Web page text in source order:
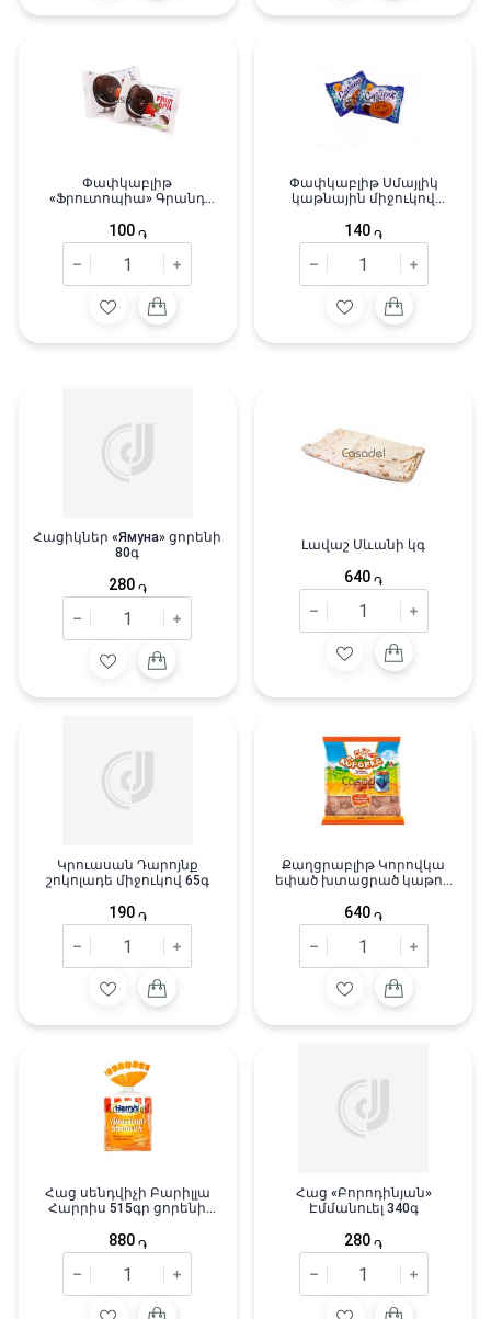
Փափկաբլիթ
«Ֆրուտոպիա» Գրանդ
100 ֏
Փափկաբլիթ Սմայլիկ
կաթնային միջուկով
140 ֏
Հացիկներ «Ямуна» ցորենի
80գ
280 ֏
Լավաշ Սևանի կգ
640 ֏
Կրուասան Դարոյնք
շոկոլադե միջուկով 65գ
190 ֏
Քաղցրաբլիթ Կորովկա
եփած խտացրած կաթով
640 ֏
Հաց սենդվիչի Բարիլլա
Հարրիս 515գր ցորենի
880 ֏
Հաց «Բորոդինյան»
Էմմանուել 340գ
280 ֏